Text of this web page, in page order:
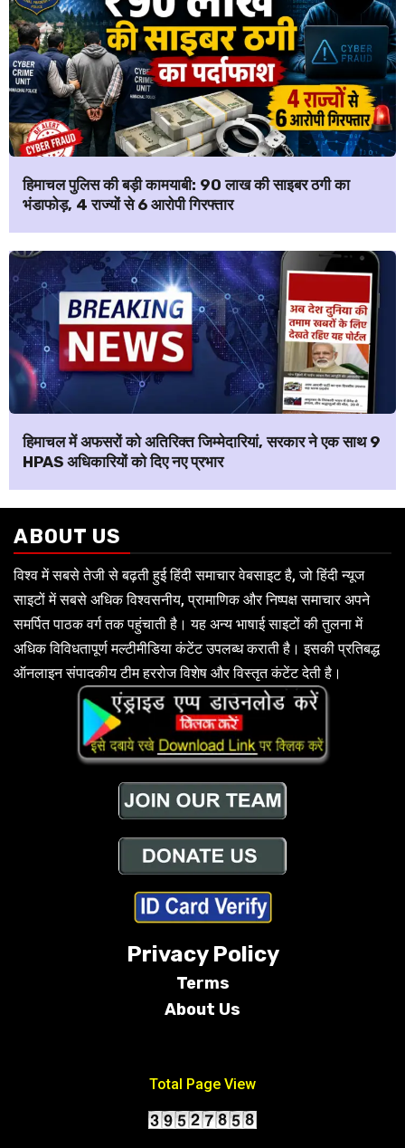
हिमाचल पुलिस की बड़ी कामयाबी: ₹90 लाख की साइबर ठगी का
भंडाफोड़, 4 राज्यों से 6 आरोपी गिरफ्तार
हिमाचल में अफसरों को अतिरिक्त जिम्मेदारियां, सरकार ने एक साथ 9
HPAS अधिकारियों को दिए नए प्रभार
ABOUT US
विश्व में सबसे तेजी से बढ़ती हुई हिंदी समाचार वेबसाइट है, जो हिंदी न्यूज
साइटों में सबसे अधिक विश्वसनीय, प्रामाणिक और निष्पक्ष समाचार अपने
समर्पित पाठक वर्ग तक पहुंचाती है। यह अन्य भाषाई साइटों की तुलना में
अधिक विविधतापूर्ण मल्टीमीडिया कंटेंट उपलब्ध कराती है। इसकी प्रतिबद्ध
ऑनलाइन संपादकीय टीम हररोज विशेष और विस्तृत कंटेंट देती है।
Privacy Policy
Terms
About Us
Total Page View